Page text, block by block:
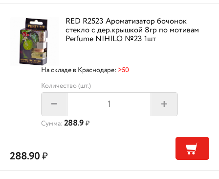
RED R2523 Ароматизатор бочонок
стекло с дер.крышкой 8гр по мотивам
Perfume NIHILO №23 1шт
На складе в Краснодаре: >50
Количество (шт.)
– +
Сумма: 288.9 ₽
288.90₽